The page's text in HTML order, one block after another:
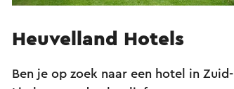
Heuvelland Hotels
Ben je op zoek naar een hotel in Zuid-